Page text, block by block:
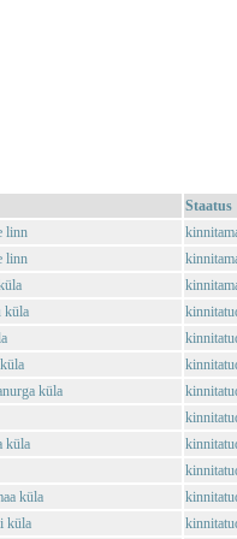
Staatus
linn
linn
küla
küla
küla
küla
küla